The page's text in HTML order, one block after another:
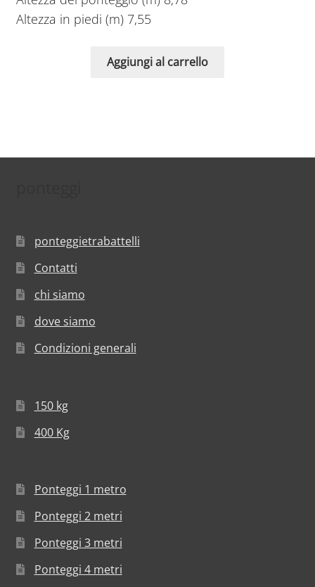
Altezza in piedi (m) 7,55
Aggiungi al carrello
ponteggietrabattelli
Contatti
chi siamo
dove siamo
Condizioni generali
150 kg
400 Kg
Ponteggi 1 metro
Ponteggi 2 metri
Ponteggi 3 metri
Ponteggi 4 metri